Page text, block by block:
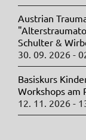
Austrian
Schulter &
30. 09. 2026 -
Basiskurs
Workshops am
12. 11. 2026 -